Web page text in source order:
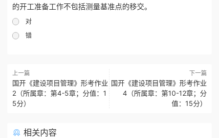
的开工准备工作不包括测量基准点的移交。
对
错
上一篇
国开《建设项目管理》形考作业
2（所属章：第4-5章；分值：1
5分）
下一篇
国开《建设项目管理》形考作业
4（所属章：第10-12章；分
值：15分）
相关内容